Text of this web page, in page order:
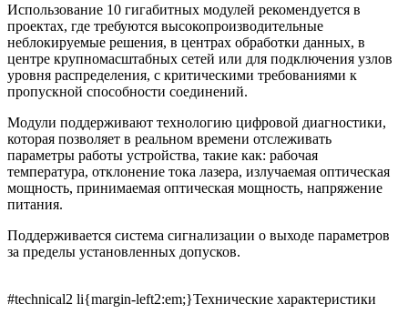
Использование 10 гигабитных модулей рекомендуется в
проектах, где требуются высокопроизводительные
неблокируемые решения, в центрах обработки данных, в
центре крупномасштабных сетей или для подключения узлов
уровня распределения, с критическими требованиями к
пропускной способности соединений.
Модули поддерживают технологию цифровой диагностики,
которая позволяет в реальном времени отслеживать
параметры работы устройства, такие как: рабочая
температура, отклонение тока лазера, излучаемая оптическая
мощность, принимаемая оптическая мощность, напряжение
питания.
Поддерживается система сигнализации о выходе параметров
за пределы установленных допусков.
#technical2 li{margin-left2:em;}Технические характеристики